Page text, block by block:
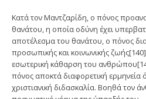
Κατά τον Μαντζαρίδη, ο πόνος
θανάτου, η οποία οδύνη έχει
αποτέλεσμα του θανάτου, ο πόνος
προσωπικής και κοινωνικής
εσωτερική κάθαρση του
πόνος αποκτά διαφορετική ερμηνεία
χριστιανική διδασκαλία. Βοηθά τον